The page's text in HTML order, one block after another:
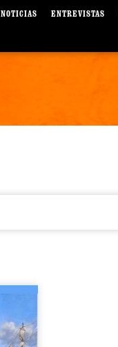
NOTICIAS ENTREVISTAS